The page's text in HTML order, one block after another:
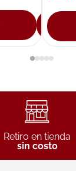
Retiro en tienda
sin costo